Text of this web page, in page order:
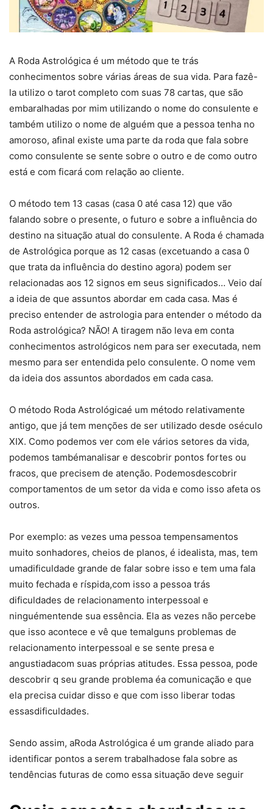
A Roda Astrológica é um método que te trás
conhecimentos sobre várias áreas de sua vida. Para fazê-
la utilizo o tarot completo com suas 78 cartas, que são
embaralhadas por mim utilizando o nome do consulente e
também utilizo o nome de alguém que a pessoa tenha no
amoroso, afinal existe uma parte da roda que fala sobre
como consulente se sente sobre o outro e de como outro
está e com ficará com relação ao cliente.
O método tem 13 casas (casa 0 até casa 12) que vão
falando sobre o presente, o futuro e sobre a influência do
destino na situação atual do consulente. A Roda é chamada
de Astrológica porque as 12 casas (excetuando a casa 0
que trata da influência do destino agora) podem ser
relacionadas aos 12 signos em seus significados… Veio daí
a ideia de que assuntos abordar em cada casa. Mas é
preciso entender de astrologia para entender o método da
Roda astrológica? NÃO! A tiragem não leva em conta
conhecimentos astrológicos nem para ser executada, nem
mesmo para ser entendida pelo consulente. O nome vem
da ideia dos assuntos abordados em cada casa.
O método Roda Astrológicaé um método relativamente
antigo, que já tem menções de ser utilizado desde oséculo
XIX. Como podemos ver com ele vários setores da vida,
podemos tambémanalisar e descobrir pontos fortes ou
fracos, que precisem de atenção. Podemosdescobrir
comportamentos de um setor da vida e como isso afeta os
outros.
Por exemplo: as vezes uma pessoa tempensamentos
muito sonhadores, cheios de planos, é idealista, mas, tem
umadificuldade grande de falar sobre isso e tem uma fala
muito fechada e ríspida,com isso a pessoa trás
dificuldades de relacionamento interpessoal e
ninguémentende sua essência. Ela as vezes não percebe
que isso acontece e vê que temalguns problemas de
relacionamento interpessoal e se sente presa e
angustiadacom suas próprias atitudes. Essa pessoa, pode
descobrir q seu grande problema éa comunicação e que
ela precisa cuidar disso e que com isso liberar todas
essasdificuldades.
Sendo assim, aRoda Astrológica é um grande aliado para
identificar pontos a serem trabalhadose fala sobre as
tendências futuras de como essa situação deve seguir